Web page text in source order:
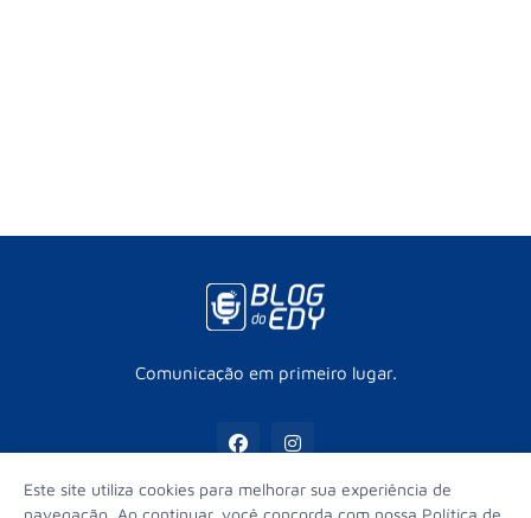
Comunicação em primeiro lugar.
Este site utiliza cookies para melhorar sua experiência de
navegação. Ao continuar, você concorda com nossa Política de